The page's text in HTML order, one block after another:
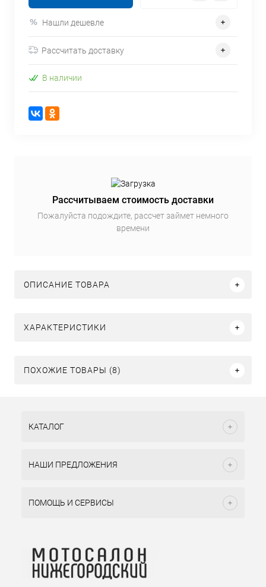
Нашли дешевле
Рассчитать доставку
В наличии
Рассчитываем стоимость доставки
Пожалуйста подождите, рассчет займет немного
времени
ОПИСАНИЕ ТОВАРА
ХАРАКТЕРИСТИКИ
ПОХОЖИЕ ТОВАРЫ (8)
КАТАЛОГ
НАШИ ПРЕДЛОЖЕНИЯ
ПОМОЩЬ И СЕРВИСЫ